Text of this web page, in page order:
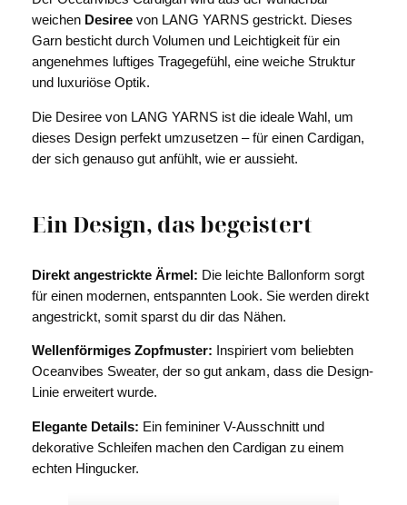
weichen Desireevon LANG YARNS gestrickt. Dieses
Garn besticht durch Volumen und Leichtigkeit für ein
angenehmes luftiges Tragegefühl, eine weiche Struktur
und luxuriöse Optik.
Die Desiree von LANG YARNS ist die ideale Wahl, um
dieses Design perfekt umzusetzen – für einen Cardigan,
der sich genauso gut anfühlt, wie er aussieht.
Ein Design, das begeistert
Direkt angestrickte Ärmel: Die leichte Ballonform sorgt
für einen modernen, entspannten Look. Sie werden direkt
angestrickt, somit sparst du dir das Nähen.
Wellenförmiges Zopfmuster: Inspiriert vom beliebten
Oceanvibes Sweater, der so gut ankam, dass die Design-
Linie erweitert wurde.
Elegante Details: Ein femininer V-Ausschnitt und
dekorative Schleifen machen den Cardigan zu einem
echten Hingucker.